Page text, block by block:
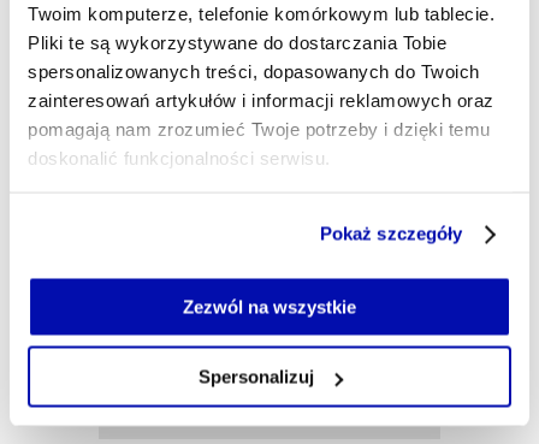
Twoim komputerze, telefonie komórkowym lub tablecie.
Pliki te są wykorzystywane do dostarczania Tobie
spersonalizowanych treści, dopasowanych do Twoich
zainteresowań artykułów i informacji reklamowych oraz
pomagają nam zrozumieć Twoje potrzeby i dzięki temu
doskonalić funkcjonalności serwisu.
Jeżeli nie wyrażasz zgody na zapisywanie plików cookie,
możesz łatwo zarządzać swoimi uprawnieniami, np. we
własnej przeglądarce internetowej lub po wybraniu opcji
Pokaż szczegóły
Zezwól na wszystkie
Spersonalizuj
cezary.szczepanski@xyz.pl